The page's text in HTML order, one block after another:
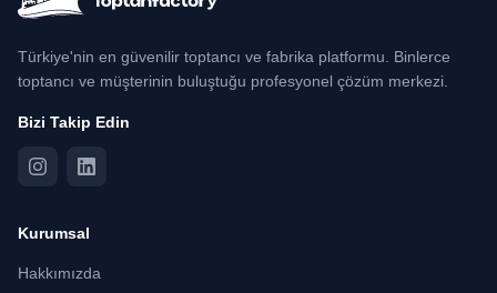
Türkiye'nin en güvenilir toptancı ve fabrika platformu. Binlerce
toptancı ve müşterinin buluştuğu profesyonel çözüm merkezi.
Bizi Takip Edin
Kurumsal
Hakkımızda